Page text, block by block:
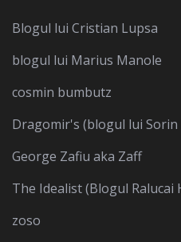
Blogul lui Cristian Lupsa
blogul lui Marius Manole
cosmin bumbutz
Dragomir's (blogul lui
George Zafiu aka Zaff
The Idealist (Blogul Ralucai
zoso